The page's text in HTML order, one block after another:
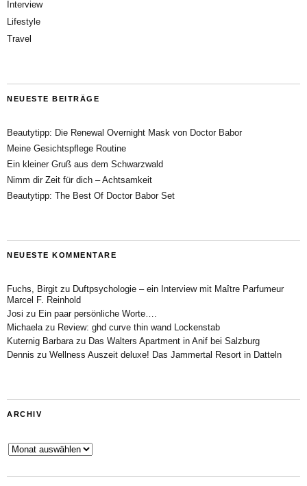
Interview
Lifestyle
Travel
NEUESTE BEITRÄGE
Beautytipp: Die Renewal Overnight Mask von Doctor Babor
Meine Gesichtspflege Routine
Ein kleiner Gruß aus dem Schwarzwald
Nimm dir Zeit für dich – Achtsamkeit
Beautytipp: The Best Of Doctor Babor Set
NEUESTE KOMMENTARE
Fuchs, Birgit zu Duftpsychologie – ein Interview mit Maître Parfumeur
Marcel F. Reinhold
Josi zu Ein paar persönliche Worte….
Michaela zu Review: ghd curve thin wand Lockenstab
Kuternig Barbara zu Das Walters Apartment in Anif bei Salzburg
Dennis zu Wellness Auszeit deluxe! Das Jammertal Resort in Datteln
ARCHIV
Archiv